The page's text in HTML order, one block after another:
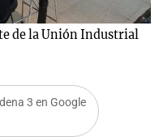
de la Unión Industrial
3 en Google
La Sole en
Cadena 3